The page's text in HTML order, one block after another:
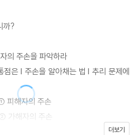
경우마다 어떻게 접근하고 추리하는지
익힌 다음에는 관련 문제를 풀면서 추
건을 바탕으로 한 살인 사건, 추리 방송
용되는 문제 등 독창적이고 개성 있는
무한도전(무도 탐정 사무소 편), tvN
씬. 등 추리 관련 TV 프로그램 자문을
까?
의 주손을 파악하라
점은 l 주손을 알아채는 법 l 추리 문제에
피해자의 주손
가해자의 주손
더보기